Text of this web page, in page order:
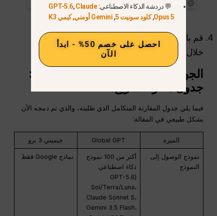
قم بالترقية إلى الخطة المخفضة (خصم 50%
خلال يوم الاثنين الإلكتروني) إذا لزم الأمر.
الجوزاء 3
:
جدول مقارنة سريع
فيما يلي جدول المقارنة المتكامل الذي طلبته، والذي تم دمجه الآن
بشكل طبيعي في المقالة:
الميزة Global GPT جيميني 3 برو
نموذج الوصول إلى
النموذج
أكثر من 100 نموذج
ذكاء اصطناعي
(GPT-5.6
Sol/Terra/Luna،
Claude Sonnet 5،
Gemini 3.5 Flash،
نماذج Google فقط
💬 دردشة الذكاء الاصطناعي: GPT-5.6,Claude
Opus 5
,كلود سونيت 5 , Gemini أومني ,كيمي K3
احصل على خصم 50% - ابدأ
الآن